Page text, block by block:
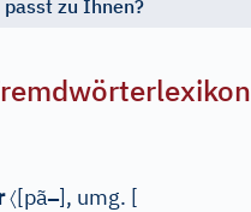
passt zu Ihnen?
〈[pã–], umg. [